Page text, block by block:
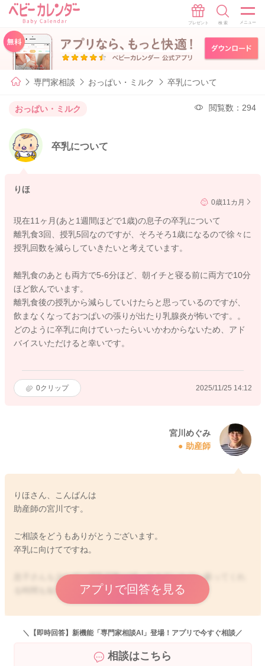
専門家相談 おっぱい・ミルク 卒乳について
おっぱい・ミルク 閲覧数：294
卒乳について
りほ
0歳11カ月
現在11ヶ月(あと1週間ほどで1歳)の息子の卒乳について
離乳食3回、授乳5回なのですが、そろそろ1歳になるので徐々に
授乳回数を減らしていきたいと考えています。
離乳食のあとも両方で5-6分ほど、朝イチと寝る前に両方で10分
ほど飲んでいます。
離乳食後の授乳から減らしていけたらと思っているのですが、
飲まなくなっておつぱいの張りが出たり乳腺炎が怖いです。。
どのように卒乳に向けていったらいいかわからないため、アド
バイスいただけると幸いです。
0クリップ 2025/11/25 14:12
宮川めぐみ
助産師
りほさん、こんばんは
助産師の宮川です。
ご相談をどうもありがとうございます。
卒乳に向けてですね。
息子さんも少しずつ授乳回数が減ってきていたり、吸ってくれ
る時間も短くなっていそうだなと思いました。
息子さんに飲んでもらわなくなる分、母乳の生産量を抑えてい
くようにしていきたいと思いますので、りほさんのお食事の摂
そうしていただくことにより、生産量を抑える事ができるよう
アプリで回答を見る
＼【即時回答】新機能「専門家相談AI」登場！アプリで今すぐ相談／
相談はこちら